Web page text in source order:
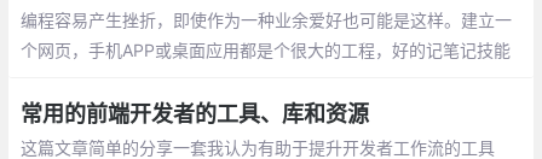
编程容易产生挫折，即使作为一种业余爱好也可能是这样。建立一
个网页，手机APP或桌面应用都是个很大的工程，好的记笔记技能
法。
常用的前端开发者的工具、库和资源
这篇文章简单的分享一套我认为有助于提升开发者工作流的工具